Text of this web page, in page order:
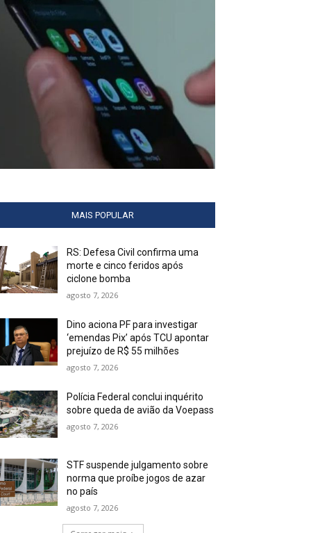
MAIS POPULAR
RS: Defesa Civil confirma uma
morte e cinco feridos após
ciclone bomba
agosto 7, 2026
Dino aciona PF para investigar
‘emendas Pix’ após TCU apontar
prejuízo de R$ 55 milhões
agosto 7, 2026
Polícia Federal conclui inquérito
sobre queda de avião da Voepass
agosto 7, 2026
STF suspende julgamento sobre
norma que proíbe jogos de azar
no país
agosto 7, 2026